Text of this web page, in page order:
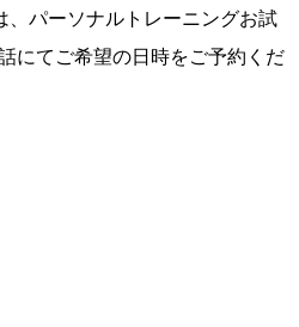
パーソナルトレーニングお試
にてご希望の日時をご予約くだ